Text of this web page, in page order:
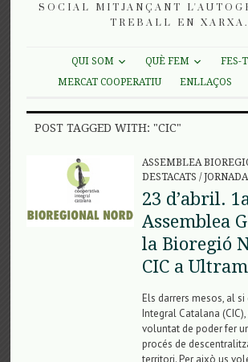
SOCIAL MITJANÇANT
TREBALL EN XARXA.
QUI SOM QUÈ FEM
FES-
MERCAT COOPERATIU
ENLLAÇOS
POST TAGGED WITH: "CIC"
ASSEMBLEA
DESTACATS /
23 d’abril.
Assemblea
la Bioregió
CIC a
Els darrers mesos, al
Integral Catalana
voluntat de poder fer
procés de
territori. Per això us